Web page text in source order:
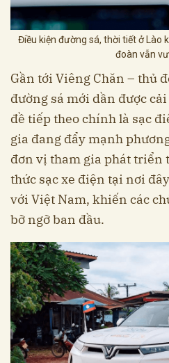
Điều kiện đường sá, thời tiết ở Lào
đoàn vẫn
Gần tới Viêng Chăn – thủ
đường sá mới dần được
đề tiếp theo chính là sạc
gia đang đẩy mạnh
đơn vị tham gia phát triển
thức sạc xe điện tại nơi
với Việt Nam, khiến các
bỡ ngỡ ban đầu.